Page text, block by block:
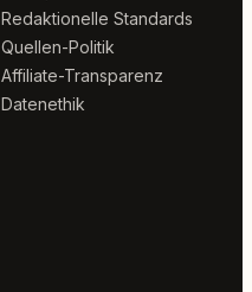
Redaktionelle Standards
Quellen-Politik
Affiliate-Transparenz
Datenethik